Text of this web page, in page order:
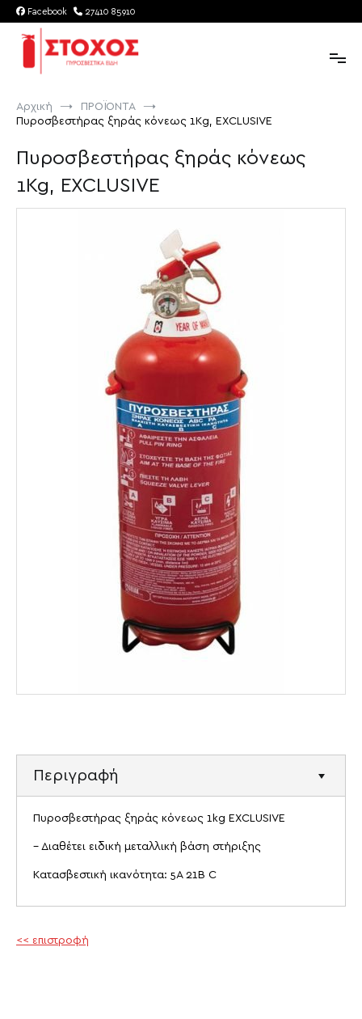
Παράλειψη
στο
περιεχόμενο
Facebook 27410 85910
Στόχος | Πυροσβεστικά Είδη
Αρχική
ΠΡΟΪΟΝΤΑ
Πυροσβεστήρας ξηράς κόνεως 1Kg, EXCLUSIVE
Πυροσβεστήρας ξηράς κόνεως
1Kg, EXCLUSIVE
Περιγραφή
Πυροσβεστήρας ξηράς κόνεως 1kg EXCLUSIVE
– Διαθέτει ειδική μεταλλική βάση στήριξης
Κατασβεστική ικανότητα: 5A 21B C
<< επιστροφή